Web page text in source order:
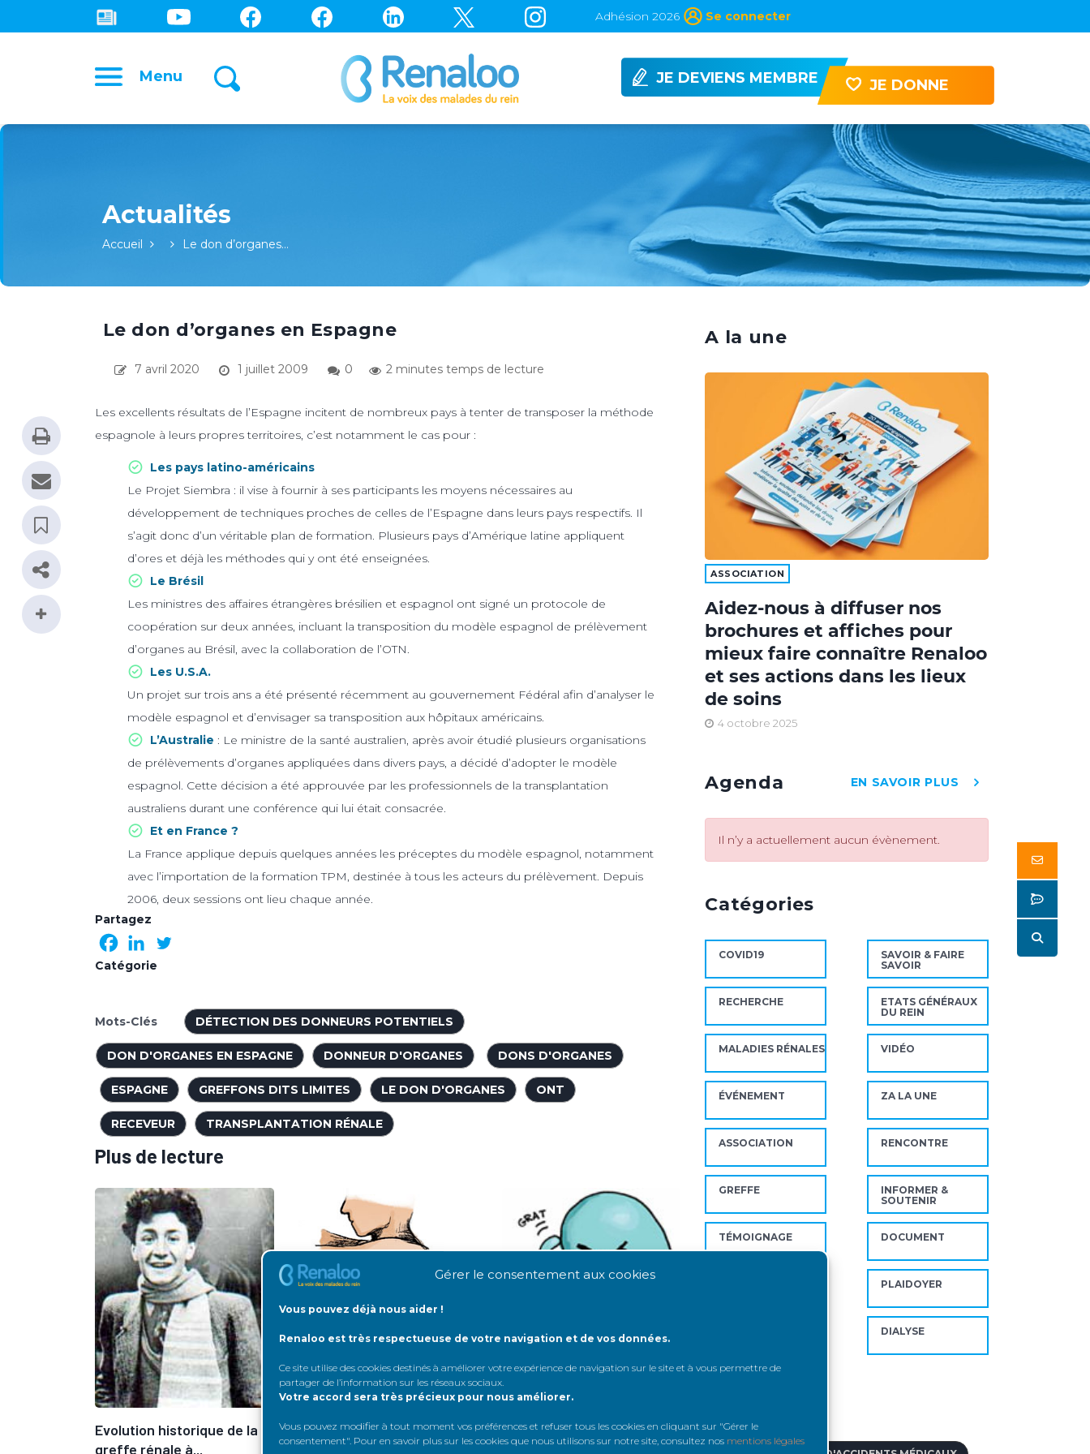
Gérer le consentement aux cookies
Vous pouvez déjà nous aider !
Renaloo est très respectueuse de votre navigation et de vos données.
Ce site utilise des cookies destinés à améliorer votre expérience de navigation sur le site et à vous permettre de
partager de l’information sur les réseaux sociaux
Votre accord sera très précieux pour nous améliorer.
Vous pouvez modifier à tout moment vos préférences et refuser tous les cookies en cliquant sur "Gérer le
consentement". Pour en savoir plus sur les cookies que nous utilisons sur notre site, consultez nos mentions légales
Adhésion 2026 Se connecter
Menu JE DEVIENS MEMBRE JE DONNE
Accueil Le don d’organes…
Le don d’organes en Espagne
7 avril 2020 1 juillet 2009 0 2 minutes temps de lecture
Les excellents résultats de l’Espagne incitent de nombreux pays à tenter de transposer la méthode
espagnole à leurs propres territoires, c’est notamment le cas pour :
Les pays latino-américains
Le Projet Siembra : il vise à fournir à ses participants les moyens nécessaires au
développement de techniques proches de celles de l’Espagne dans leurs pays respectifs. Il
s’agit donc d’un véritable plan de formation. Plusieurs pays d’Amérique latine appliquent
d’ores et déjà les méthodes qui y ont été enseignées.
Le Brésil
Les ministres des affaires étrangères brésilien et espagnol ont signé un protocole de
coopération sur deux années, incluant la transposition du modèle espagnol de prélèvement
d’organes au Brésil, avec la collaboration de l’OTN.
Les U.S.A.
Un projet sur trois ans a été présenté récemment au gouvernement Fédéral afin d’analyser le
modèle espagnol et d’envisager sa transposition aux hôpitaux américains.
L’Australie : Le ministre de la santé australien, après avoir étudié plusieurs organisations
de prélèvements d’organes appliquées dans divers pays, a décidé d’adopter le modèle
espagnol. Cette décision a été approuvée par les professionnels de la transplantation
australiens durant une conférence qui lui était consacrée.
Et en France ?
La France applique depuis quelques années les préceptes du modèle espagnol, notamment
avec l’importation de la formation TPM, destinée à tous les acteurs du prélèvement. Depuis
2006, deux sessions ont lieu chaque année.
Partagez
Catégorie
Mots-Clés DÉTECTION DES DONNEURS POTENTIELS
DON D'ORGANES EN ESPAGNE DONNEUR D'ORGANES DONS D'ORGANES
ESPAGNE GREFFONS DITS LIMITES LE DON D'ORGANES ONT
RECEVEUR TRANSPLANTATION RÉNALE
Plus de lecture
Evolution historique de la
greffe rénale à...
Les résultats, les
Evolution historique de la
greffe rénale à...
A la une
ASSOCIATION
Aidez-nous à diffuser nos
brochures et affiches pour
mieux faire connaître Renaloo
et ses actions dans les lieux
de soins
4 octobre 2025
Agenda EN SAVOIR PLUS
Il n’y a actuellement aucun évènement.
Catégories
COVID19
SAVOIR & FAIRE
SAVOIR
RECHERCHE
ETATS GÉNÉRAUX
DU REIN
MALADIES RÉNALES VIDÉO
ÉVÉNEMENT ZA LA UNE
ASSOCIATION RENCONTRE
GREFFE
INFORMER &
SOUTENIR
TÉMOIGNAGE DOCUMENT
PLAIDOYER
DIALYSE